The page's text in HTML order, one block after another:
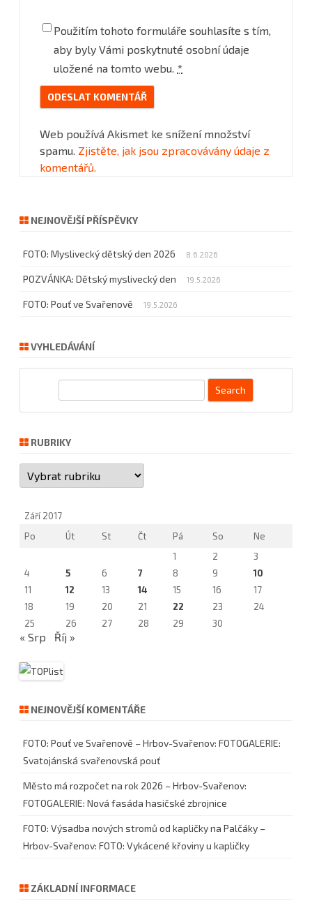
Použitím tohoto formuláře souhlasíte s tím,
aby byly Vámi poskytnuté osobní údaje
uložené na tomto webu. *
Web používá Akismet ke snížení množství
spamu. Zjistěte, jak jsou zpracovávány údaje z
komentářů.
NEJNOVĚJŠÍ PŘÍSPĚVKY
FOTO: Myslivecký dětský den 2026 8.6.2026
POZVÁNKA: Dětský myslivecký den 19.5.2026
FOTO: Pouť ve Svařenově 19.5.2026
VYHLEDÁVÁNÍ
r
RUBRIKY
Rubriky
Září 2017
Po
Út St Čt Pá So
Ne
1
2
3
4
5 6 7 8 9
10
11
12 13 14 15 16
17
18
19 20 21 22 23
24
25
26 27 28 29 30
« Srp Říj »
NEJNOVĚJŠÍ KOMENTÁŘE
FOTO: Pouť ve Svařenově – Hrbov-Svařenov: FOTOGALERIE:
Svatojánská svařenovská pouť
Město má rozpočet na rok 2026 – Hrbov-Svařenov:
FOTOGALERIE: Nová fasáda hasičské zbrojnice
FOTO: Výsadba nových stromů od kapličky na Palčáky –
Hrbov-Svařenov: FOTO: Vykácené křoviny u kapličky
ZÁKLADNÍ INFORMACE